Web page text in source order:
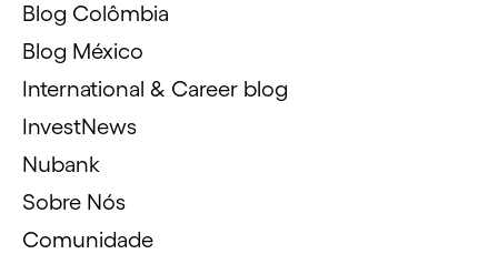
Blog Colômbia
Blog México
International & Career blog
InvestNews
Nubank
Sobre Nós
Comunidade